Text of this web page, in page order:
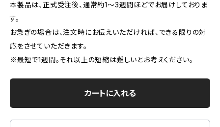
本製品は、正式受注後、通常約1〜3週間ほどでお届けしておりま
す。
お急ぎの場合は、注文時にお伝えいただければ、できる限りの対
応をさせていただきます。
※最短で1週間。それ以上の短縮は難しいとお考えください。
カートに入れる